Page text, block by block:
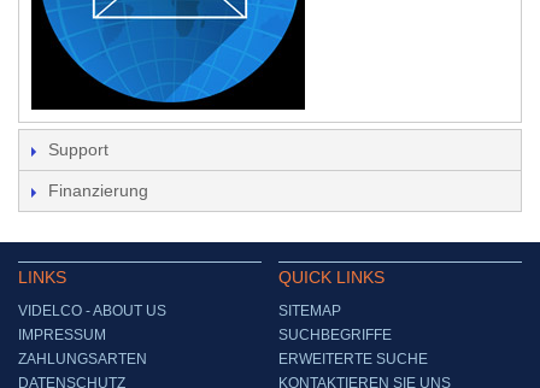
Support
Finanzierung
LINKS
VIDELCO - ABOUT US
IMPRESSUM
ZAHLUNGSARTEN
DATENSCHUTZ
QUICK LINKS
SITEMAP
SUCHBEGRIFFE
ERWEITERTE SUCHE
KONTAKTIEREN SIE UNS